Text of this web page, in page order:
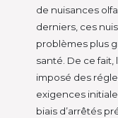
de nuisances
derniers, ces
problèmes plus
santé. De ce
imposé des
exigences
biais d’arrêtés